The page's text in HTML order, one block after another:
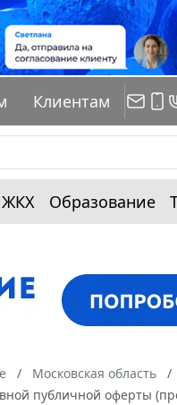
Клиентам
ЖКХ Образование
Московская область
публичной оферты